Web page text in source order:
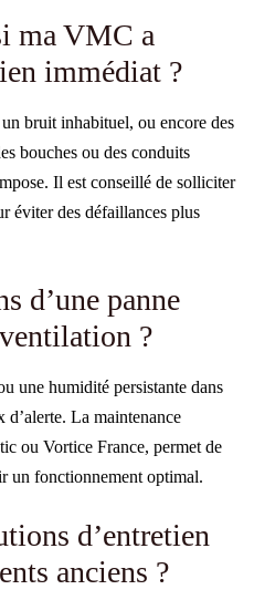
ma VMC a
immédiat ?
bruit inhabituel, ou encore des
bouches ou des conduits
Il est conseillé de solliciter
éviter des défaillances plus
d’une panne
?
une humidité persistante dans
d’alerte. La maintenance
ou Vortice France, permet de
un fonctionnement optimal.
d’entretien
anciens ?